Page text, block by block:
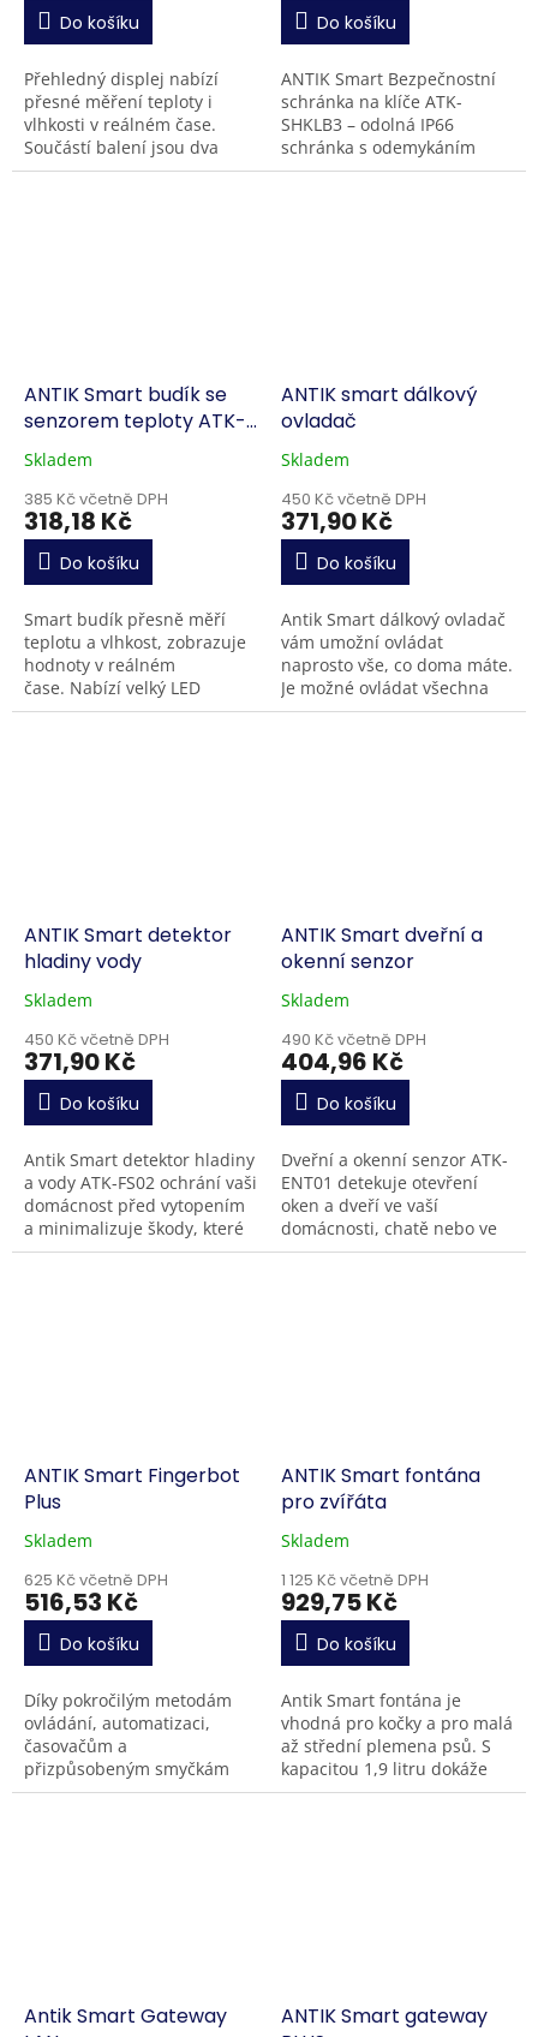
Do košíku
Přehledný displej nabízí
přesné měření teploty i
vlhkosti v reálném čase.
Součástí balení jsou dva
externí 433 MHz senzory,
Do košíku
ANTIK Smart Bezpečnostní
schránka na klíče ATK-
SHKLB3 – odolná IP66
schránka s odemykáním
otiskem prstu, PIN kódem a
ANTIK Smart budík se
senzorem teploty ATK-
CLK1-WTH
Skladem
385 Kč včetně DPH
318,18 Kč
Do košíku
Smart budík přesně měří
teplotu a vlhkost, zobrazuje
hodnoty v reálném
čase. Nabízí velký LED
displej s nastavitelným
ANTIK smart dálkový
ovladač
Skladem
450 Kč včetně DPH
371,90 Kč
Do košíku
Antik Smart dálkový ovladač
vám umožní ovládat
naprosto vše, co doma máte.
Je možné ovládat všechna
zařízení, pomocí
ANTIK Smart detektor
hladiny vody
Skladem
450 Kč včetně DPH
371,90 Kč
Do košíku
Antik Smart detektor hladiny
a vody ATK-FS02 ochrání vaši
domácnost před vytopením
a minimalizuje škody, které
byste mohli způsobit sobě
ANTIK Smart dveřní a
okenní senzor
Skladem
490 Kč včetně DPH
404,96 Kč
Do košíku
Dveřní a okenní senzor ATK-
ENT01 detekuje otevření
oken a dveří ve vaší
domácnosti, chatě nebo ve
firmě. Senzor se jednoduše
ANTIK Smart Fingerbot
Plus
Skladem
625 Kč včetně DPH
516,53 Kč
Do košíku
Díky pokročilým metodám
ovládání, automatizaci,
časovačům a
přizpůsobeným smyčkám
může být ANTIK Fingerbot
ANTIK Smart fontána
pro zvířáta
Skladem
1 125 Kč včetně DPH
929,75 Kč
Do košíku
Antik Smart fontána je
vhodná pro kočky a pro malá
až střední plemena psů. S
kapacitou 1,9 litru dokáže
zajistit čistou vodu pro vaše
Antik Smart Gateway
ANTIK Smart gateway